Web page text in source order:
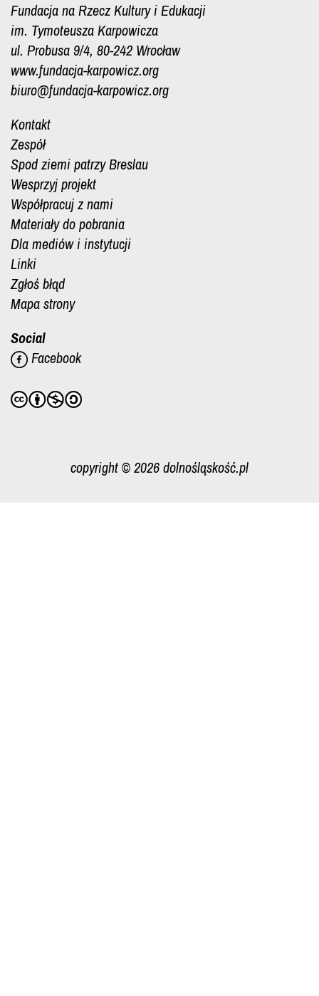
Fundacja na Rzecz Kultury i Edukacji
im. Tymoteusza Karpowicza
ul. Probusa 9/4, 80-242 Wrocław
www.fundacja-karpowicz.org
biuro@fundacja-karpowicz.org
Kontakt
Zespół
Spod ziemi patrzy Breslau
Wesprzyj projekt
Współpracuj z nami
Materiały do pobrania
Dla mediów i instytucji
Linki
Zgłoś błąd
Mapa strony
Social
Facebook
copyright © 2026 dolnośląskość.pl